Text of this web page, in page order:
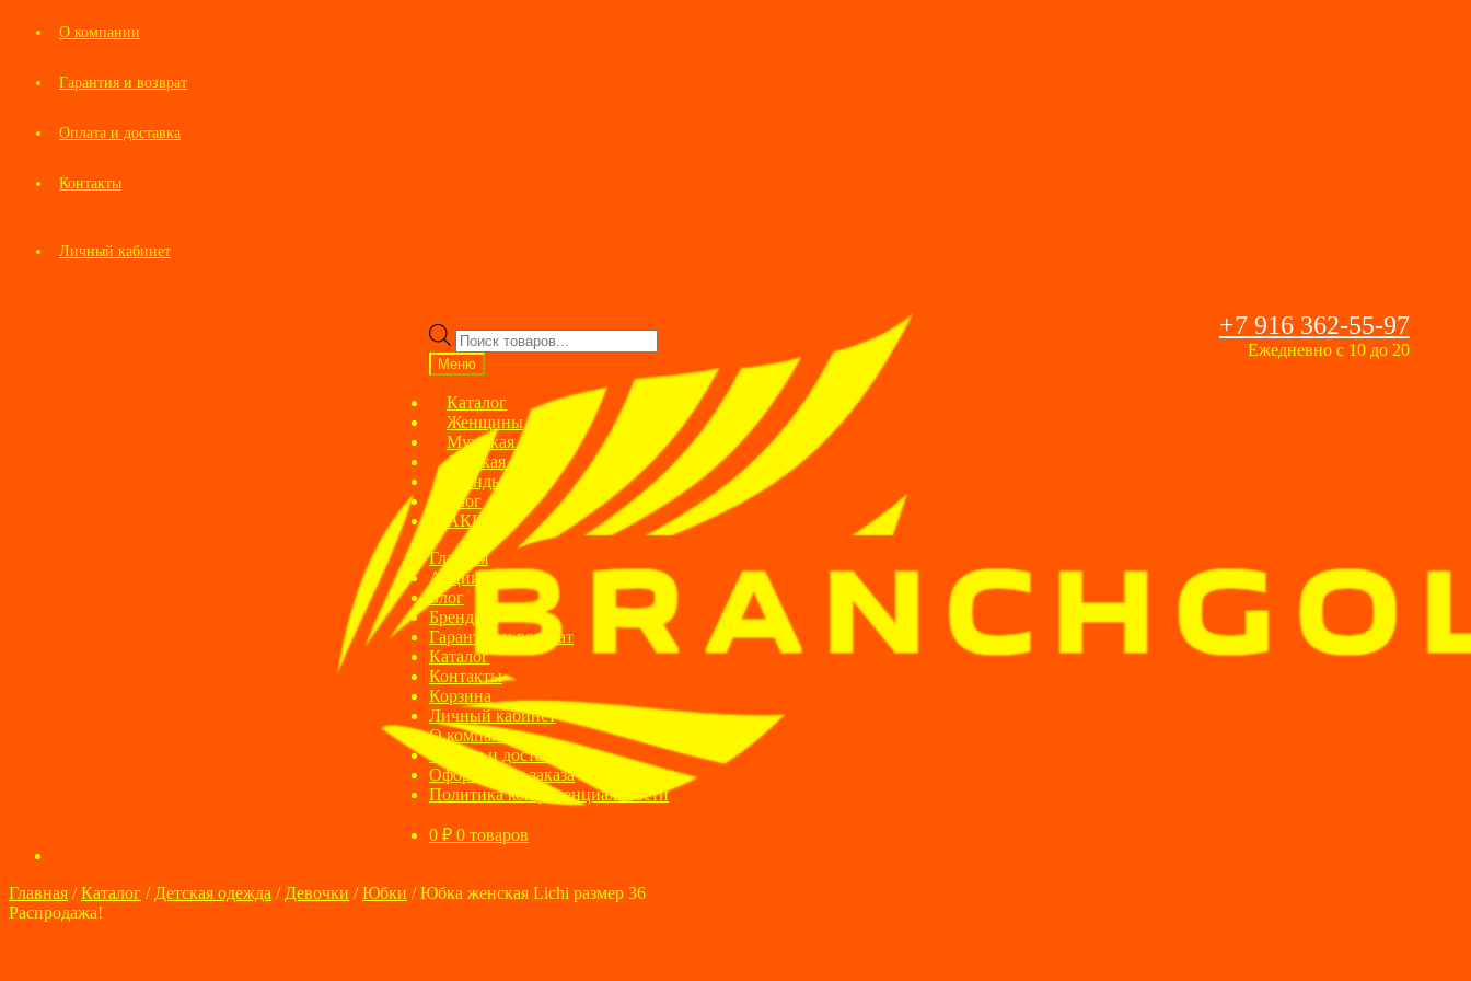
О компании
Гарантия и возврат
Оплата и доставка
Контакты
Личный кабинет
Поиск
товаров
+7 916 362-55-97
Ежедневно с 10 до 20
Меню
Каталог
Женщины
Мужская одежда
Детская одежда
Бренды
Блог
АКЦИИ
Главная
Акции
Блог
Бренды
Гарантия и возврат
Каталог
Контакты
Корзина
Личный кабинет
О компании
Оплата и доставка
Оформление заказа
Политика конфиденциальности
0 ₽ 0 товаров
Главная /Каталог / Детская одежда / Девочки /Юбки /Юбка женская Lichi размер 36
Распродажа!